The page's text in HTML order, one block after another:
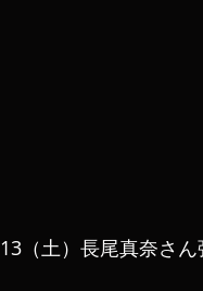
13（土）長尾真奈さ